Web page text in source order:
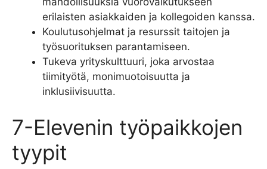
erilaisten asiakkaiden ja kollegoiden kanssa.
Koulutusohjelmat ja resurssit taitojen ja
työsuorituksen parantamiseen.
Tukeva yrityskulttuuri, joka arvostaa
tiimityötä, monimuotoisuutta ja
inklusiivisuutta.
7-Elevenin työpaikkojen
tyypit